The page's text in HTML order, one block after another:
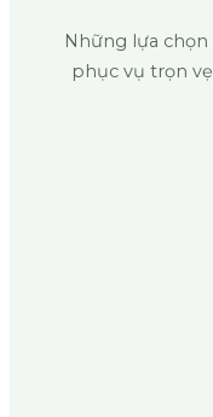
Những lựa
phục vụ trọn